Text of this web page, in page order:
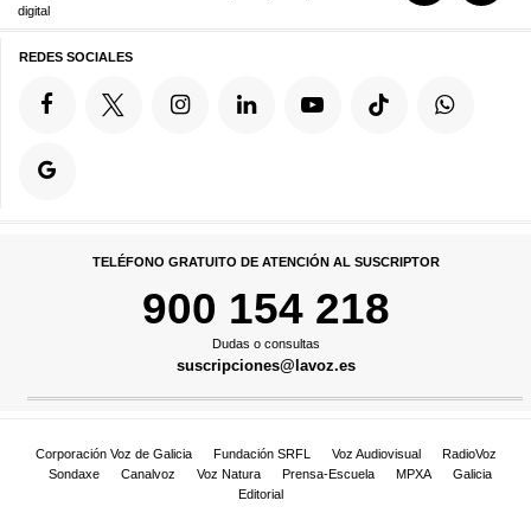
digital
REDES SOCIALES
TELÉFONO GRATUITO DE ATENCIÓN AL SUSCRIPTOR
900 154 218
Dudas o consultas
suscripciones@lavoz.es
Corporación Voz de Galicia Fundación SRFL Voz Audiovisual
RadioVoz
Sondaxe
Canalvoz Voz Natura Prensa-Escuela MPXA
Galicia
Editorial